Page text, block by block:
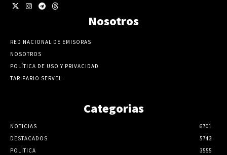
Nosotros
RED NACIONAL DE EMISORAS
NOSOTROS
POLÍTICA DE USO Y PRIVACIDAD
TARIFARIO SERVEL
Categorias
NOTICIAS
6701
DESTACADOS
5743
POLITICA
3555